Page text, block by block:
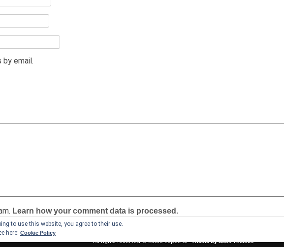
email.
Learn how your comment data is processed.
to use this website, you agree to their use.
here: Cookie Policy
All rights reserved © Lucio Lopez GPTheme by Seos Themes